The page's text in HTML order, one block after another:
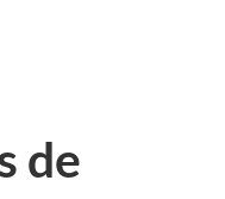
de